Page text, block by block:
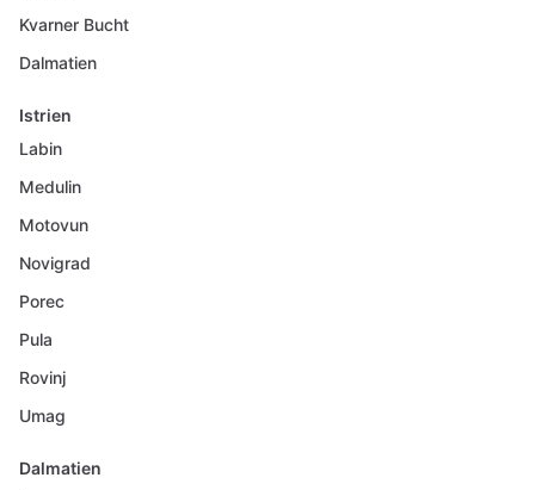
Kvarner Bucht
Dalmatien
Istrien
Labin
Medulin
Motovun
Novigrad
Porec
Pula
Rovinj
Umag
Dalmatien